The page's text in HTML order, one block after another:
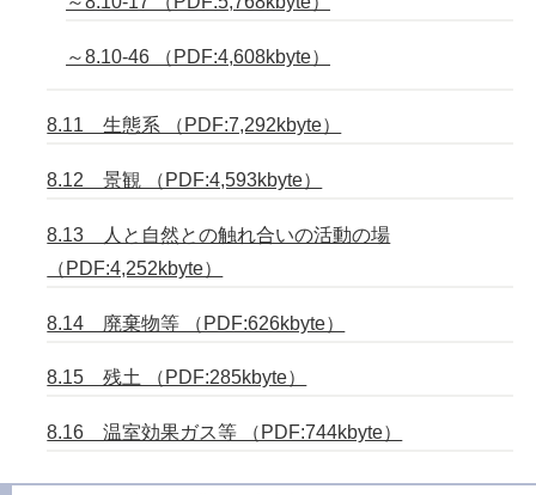
～8.10-46 （PDF:4,608kbyte）
8.11 生態系 （PDF:7,292kbyte）
8.12 景観 （PDF:4,593kbyte）
8.13 人と自然との触れ合いの活動の場
（PDF:4,252kbyte）
8.14 廃棄物等 （PDF:626kbyte）
8.15 残土 （PDF:285kbyte）
8.16 温室効果ガス等 （PDF:744kbyte）